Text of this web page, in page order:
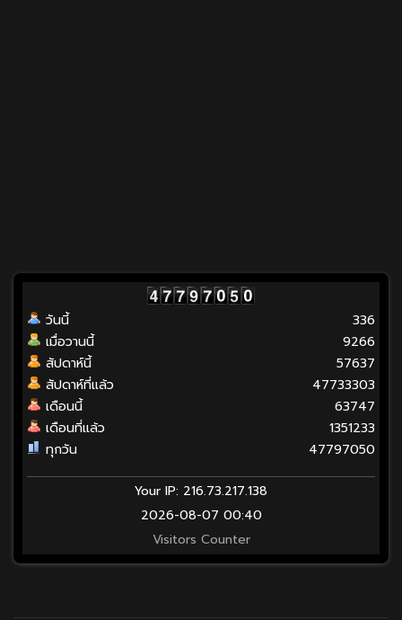
วันนี้
เมื่อวานนี้
สัปดาห์นี้
สัปดาห์ที่แล้ว
เดือนนี้
เดือนที่แล้ว
ทุกวัน
336
9266
57637
47733303
63747
1351233
47797050
Your IP: 216.73.217.138
2026-08-07 00:40
Visitors Counter